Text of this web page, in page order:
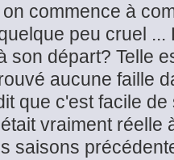
commence à
peu cruel
son départ? Telle
aucune faille
que c'est facile
vraiment réelle
saisons